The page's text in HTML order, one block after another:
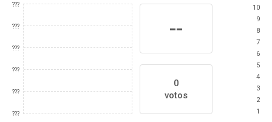
???
???
???
???
???
???
--
0
votos
10
9
8
7
6
5
4
3
2
1